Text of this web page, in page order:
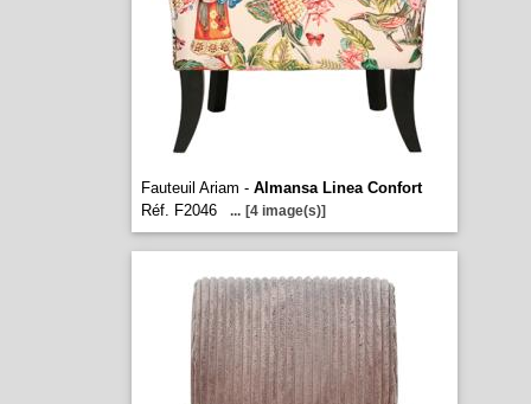
Fauteuil Ariam - Almansa Linea Confort
Réf. F2046
... [4 image(s)]